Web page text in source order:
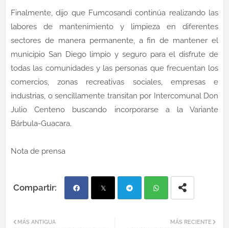
Finalmente, dijo que Fumcosandi continúa realizando las
labores de mantenimiento y limpieza en diferentes
sectores de manera permanente, a fin de mantener el
municipio San Diego limpio y seguro para el disfrute de
todas las comunidades y las personas que frecuentan los
comercios, zonas recreativas sociales, empresas e
industrias, o sencillamente transitan por Intercomunal Don
Julio Centeno buscando incorporarse a la Variante
Bárbula-Guacara.
Nota de prensa
MÁS RECIENTE
MÁS ANTIGUA